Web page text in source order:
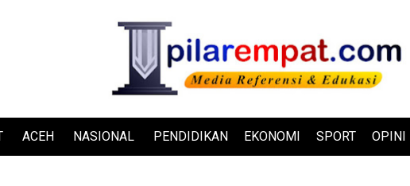
ACEH NASIONAL PENDIDIKAN EKONOMI SPORT OPINI